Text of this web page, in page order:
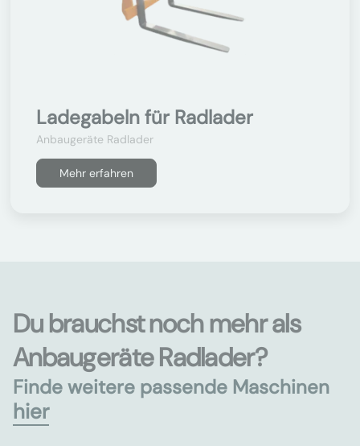
Ladegabeln für Radlader
Anbaugeräte Radlader
Mehr erfahren
Du brauchst noch mehr als
Anbaugeräte Radlader?
Finde weitere passende Maschinen
hier